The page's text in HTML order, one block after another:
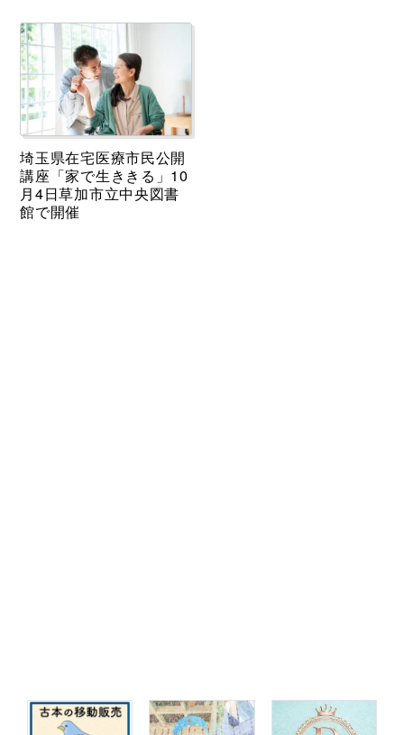
埼玉県在宅医療市民公開
講座「家で生ききる」10
月4日草加市立中央図書
館で開催